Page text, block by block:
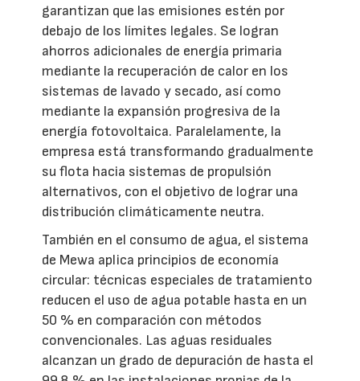
garantizan que las emisiones estén por
debajo de los límites legales. Se logran
ahorros adicionales de energía primaria
mediante la recuperación de calor en los
sistemas de lavado y secado, así como
mediante la expansión progresiva de la
energía fotovoltaica. Paralelamente, la
empresa está transformando gradualmente
su flota hacia sistemas de propulsión
alternativos, con el objetivo de lograr una
distribución climáticamente neutra.
También en el consumo de agua, el sistema
de Mewa aplica principios de economía
circular: técnicas especiales de tratamiento
reducen el uso de agua potable hasta en un
50 % en comparación con métodos
convencionales. Las aguas residuales
alcanzan un grado de depuración de hasta el